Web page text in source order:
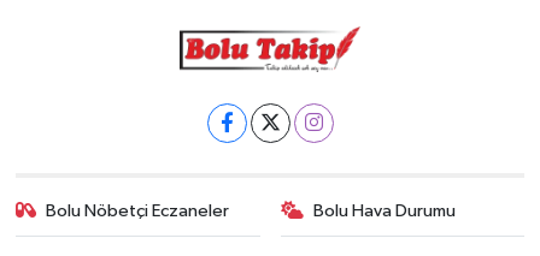
Bolu Nöbetçi Eczaneler Bolu Hava Durumu